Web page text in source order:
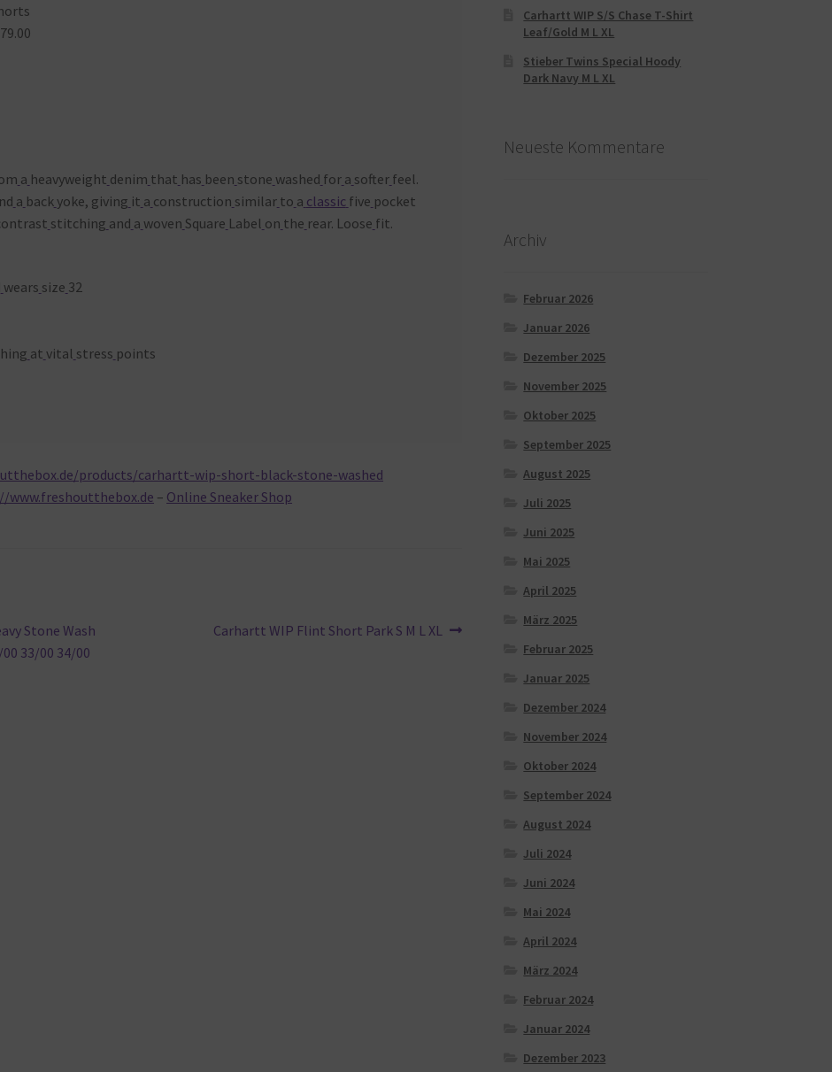
79.00
a heavyweight denim that has been stone washed for a softer feel.
a back yoke, giving it a construction similar to a classic five pocket
stitching and a woven Square Label on the rear. Loose fit.
wears size 32
at vital stress points
products/carhartt-wip-short-black-stone-washed
www.freshoutthebox.de – Online Sneaker Shop
Stone Wash
33/00 34/00
Nächster
Carhartt WIP Flint Short Park S M L XL
Carhartt WIP S/S Chase T-Shirt
Leaf/Gold M L XL
Stieber Twins Special Hoody
Dark Navy M L XL
Neueste Kommentare
Archiv
Februar 2026
Januar 2026
Dezember 2025
November 2025
Oktober 2025
September 2025
August 2025
Juli 2025
Juni 2025
Mai 2025
April 2025
März 2025
Februar 2025
Januar 2025
Dezember 2024
November 2024
Oktober 2024
September 2024
August 2024
Juli 2024
Juni 2024
Mai 2024
April 2024
März 2024
Februar 2024
Januar 2024
Dezember 2023